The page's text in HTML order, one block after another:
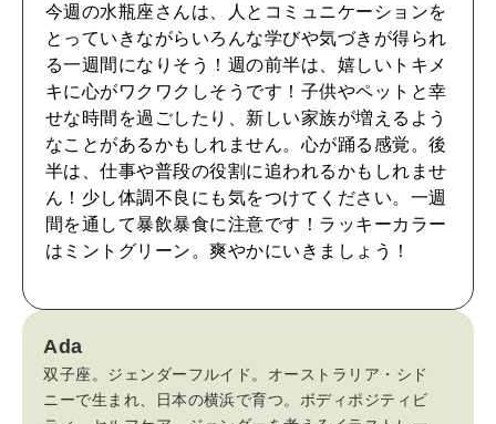
SUSTAINABLE
わたしができること
CULTURE
自分を耕す
WORK&MONEY
いい人生って？
特集
今週の水瓶座さんは、人とコミュニケーションを
とっていきながらいろんな学びや気づきが得られ
る一週間になりそう！週の前半は、嬉しいトキメ
キに心がワクワクしそうです！子供やペットと幸
せな時間を過ごしたり、新しい家族が増えるよう
なことがあるかもしれません。心が踊る感覚。後
半は、仕事や普段の役割に追われるかもしれませ
ん！少し体調不良にも気をつけてください。一週
間を通して暴飲暴食に注意です！ラッキーカラー
はミントグリーン。爽やかにいきましょう！
Ada
双子座。ジェンダーフルイド。オーストラリア・シド
ニーで生まれ、日本の横浜で育つ。ボディポジティビ